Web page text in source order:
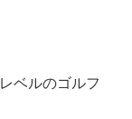
レベルのゴルフ